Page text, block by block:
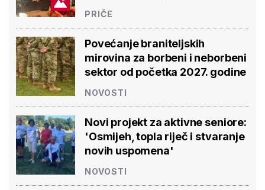
PRIČE
Povećanje braniteljskih
mirovina za borbeni i neborbeni
sektor od početka 2027. godine
NOVOSTI
Novi projekt za aktivne seniore:
'Osmijeh, topla riječ i stvaranje
novih uspomena'
NOVOSTI